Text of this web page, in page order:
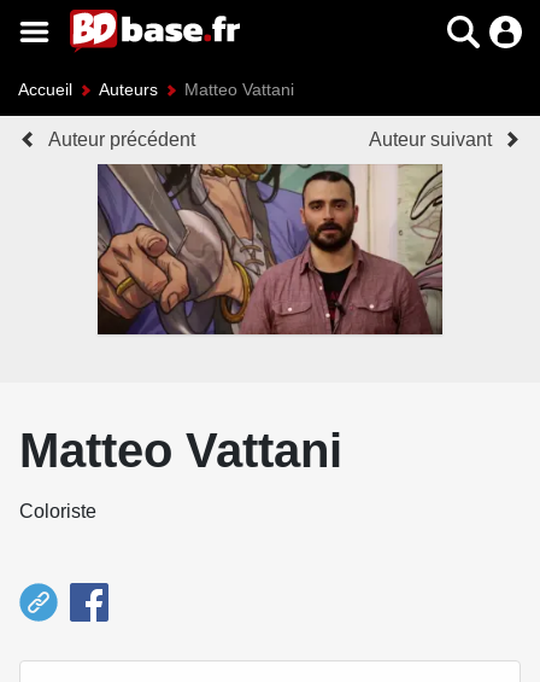
Accueil Auteurs Matteo Vattani
Auteur précédent Auteur suivant
Matteo Vattani
Coloriste